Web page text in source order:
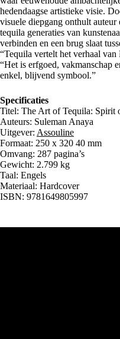
hedendaagse artistieke visie.
visuele diepgang onthult
tequila generaties van
verbinden en een brug slaat
“Tequila vertelt het verhaal
“Het is erfgoed, vakmanschap
enkel, blijvend symbool.”
Specificaties
Titel: The Art of Tequila: Spirit
Auteurs: Suleman Anaya
Uitgever: Assouline
Formaat: 250 x 320 40 mm
Omvang: 287 pagina’s
Gewicht: 2.799 kg
Taal: Engels
Materiaal: Hardcover
ISBN: 9781649805997